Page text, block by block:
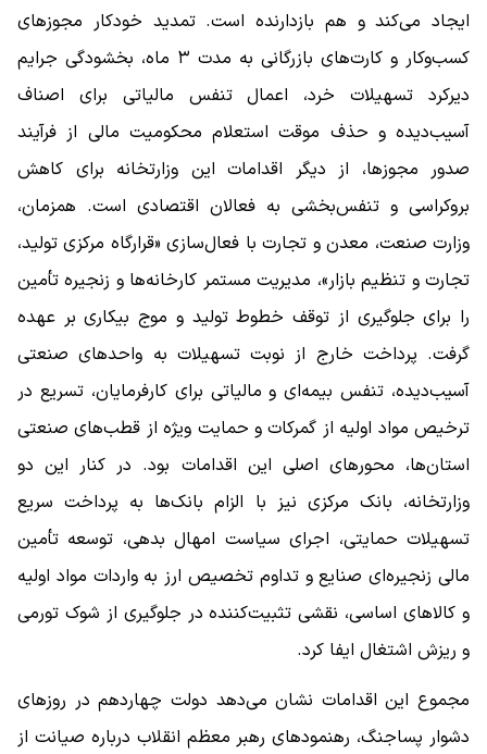
ایجاد می‌کند و هم بازدارنده است. تمدید خودکار مجوزهای
کسب‌وکار و کارت‌های بازرگانی به مدت ۳ ماه، بخشودگی جرایم
دیرکرد تسهیلات خرد، اعمال تنفس مالیاتی برای اصناف
آسیب‌دیده و حذف موقت استعلام محکومیت مالی از فرآیند
صدور مجوزها، از دیگر اقدامات این وزارتخانه برای کاهش
بروکراسی و تنفس‌بخشی به فعالان اقتصادی است. همزمان،
وزارت صنعت، معدن و تجارت با فعال‌سازی «قرارگاه مرکزی تولید،
تجارت و تنظیم بازار»، مدیریت مستمر کارخانه‌ها و زنجیره تأمین
را برای جلوگیری از توقف خطوط تولید و موج بیکاری بر عهده
گرفت. پرداخت خارج از نوبت تسهیلات به واحدهای صنعتی
آسیب‌دیده، تنفس بیمه‌ای و مالیاتی برای کارفرمایان، تسریع در
ترخیص مواد اولیه از گمرکات و حمایت ویژه از قطب‌های صنعتی
استان‌ها، محورهای اصلی این اقدامات بود. در کنار این دو
وزارتخانه، بانک مرکزی نیز با الزام بانک‌ها به پرداخت سریع
تسهیلات حمایتی، اجرای سیاست امهال بدهی، توسعه تأمین
مالی زنجیره‌ای صنایع و تداوم تخصیص ارز به واردات مواد اولیه
و کالاهای اساسی، نقشی تثبیت‌کننده در جلوگیری از شوک تورمی
و ریزش اشتغال ایفا کرد.
مجموع این اقدامات نشان می‌دهد دولت چهاردهم در روزهای
دشوار پساجنگ، رهنمودهای رهبر معظم انقلاب درباره صیانت از